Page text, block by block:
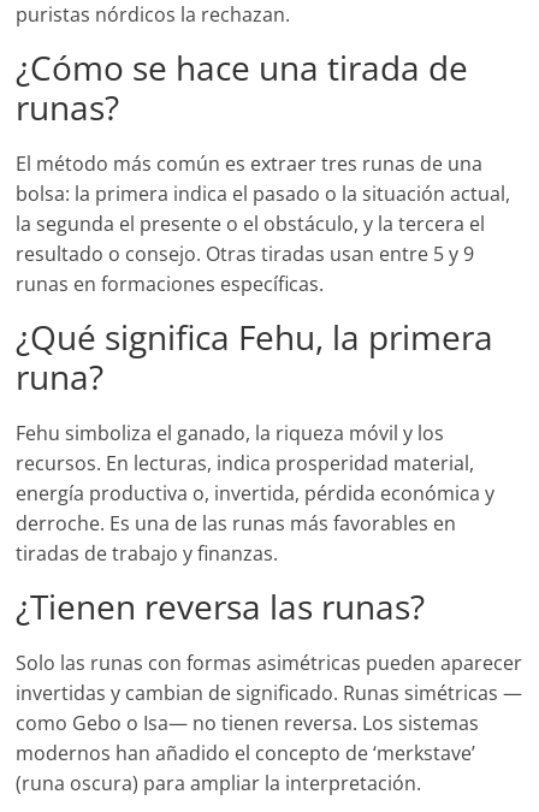
puristas nórdicos la rechazan.
¿Cómo se hace una tirada de
runas?
El método más común es extraer tres runas de una
bolsa: la primera indica el pasado o la situación actual,
la segunda el presente o el obstáculo, y la tercera el
resultado o consejo. Otras tiradas usan entre 5 y 9
runas en formaciones específicas.
¿Qué significa Fehu, la primera
runa?
Fehu simboliza el ganado, la riqueza móvil y los
recursos. En lecturas, indica prosperidad material,
energía productiva o, invertida, pérdida económica y
derroche. Es una de las runas más favorables en
tiradas de trabajo y finanzas.
¿Tienen reversa las runas?
Solo las runas con formas asimétricas pueden aparecer
invertidas y cambian de significado. Runas simétricas —
como Gebo o Isa— no tienen reversa. Los sistemas
modernos han añadido el concepto de ‘merkstave’
(runa oscura) para ampliar la interpretación.